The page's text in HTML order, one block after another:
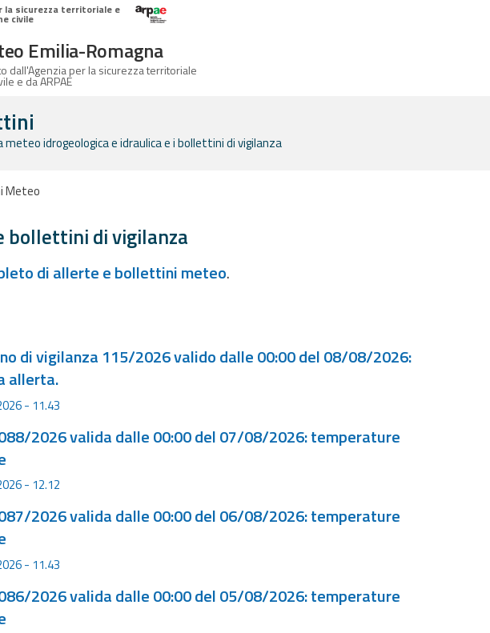
la sicurezza territoriale e
civile Logo Arpae
Emilia-Romagna
dall'Agenzia per la sicurezza territoriale
e da ARPAE
idrogeologica e idraulica e i bollettini di vigilanza
Meteo
bollettini di vigilanza
di allerte e bollettini meteo.
di vigilanza 115/2026 valido dalle 00:00 del 08/08/2026:
allerta.
- 11.43
2026 valida dalle 00:00 del 07/08/2026: temperature
- 12.12
2026 valida dalle 00:00 del 06/08/2026: temperature
- 11.43
2026 valida dalle 00:00 del 05/08/2026: temperature